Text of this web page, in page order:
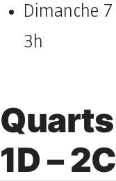
Dimanche
3h
1D – 2C